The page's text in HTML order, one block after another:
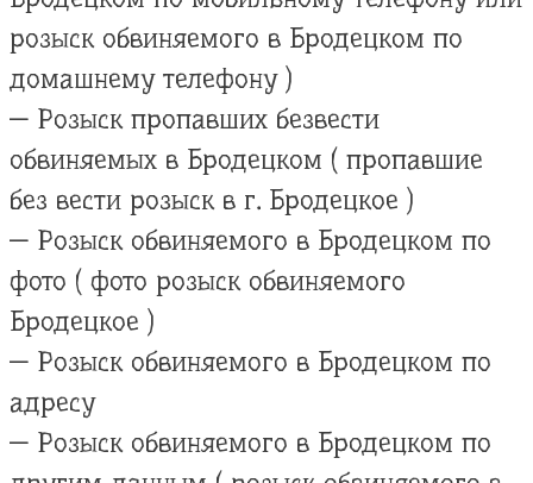
розыск обвиняемого в Бродецком по
домашнему телефону )
— Розыск пропавших безвести
обвиняемых в Бродецком ( пропавшие
без вести розыск в г. Бродецкое )
— Розыск обвиняемого в Бродецком по
фото ( фото розыск обвиняемого
Бродецкое )
— Розыск обвиняемого в Бродецком по
адресу
— Розыск обвиняемого в Бродецком по